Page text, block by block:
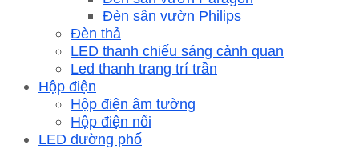
Đèn sân vườn Philips
Đèn thả
LED thanh chiếu sáng cảnh quan
Led thanh trang trí trần
Hộp điện
Hộp điện âm tường
Hộp điện nổi
LED đường phố